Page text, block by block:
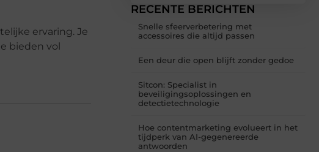
ervaring. Je
bieden vol
RECENTE BERICHTEN
Snelle sfeerverbetering met
accessoires die altijd passen
Een deur die open blijft zonder gedoe
Sitcon: Specialist in
beveiligingsoplossingen en
detectietechnologie
Hoe contentmarketing evolueert in het
tijdperk van AI-gegenereerde
antwoorden